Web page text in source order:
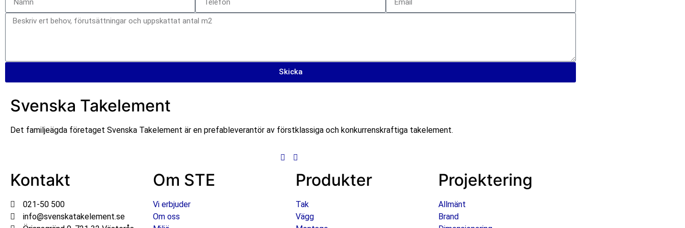
Skicka
Svenska Takelement
Det familjeägda företaget Svenska Takelement är en prefableverantör av förstklassiga och konkurrenskraftiga takelement.
Kontakt
021-50 500
info@svenskatakelement.se
Om STE
Vi erbjuder
Om oss
Produkter
Tak
Vägg
Projektering
Allmänt
Brand